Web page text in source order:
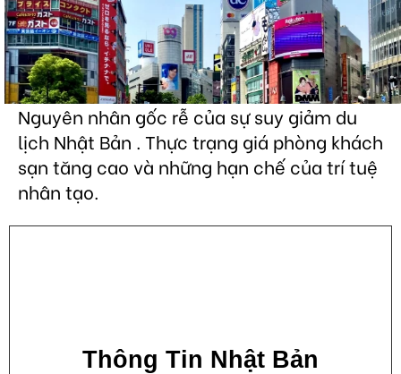
Nguyên nhân gốc rễ của sự suy giảm du
lịch Nhật Bản . Thực trạng giá phòng khách
sạn tăng cao và những hạn chế của trí tuệ
nhân tạo.
Thông Tin Nhật Bản